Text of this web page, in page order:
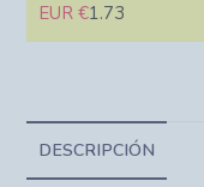
EUR €1.73
DESCRIPCIÓN